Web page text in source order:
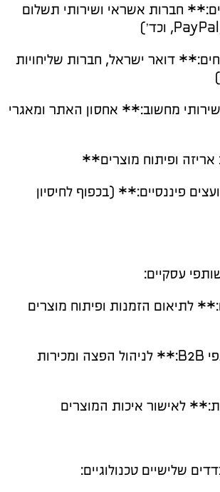
חברות אשראי ושירותי תשלום
דואר ישראל, חברות שליחויות
מחשוב:** אחסון האתר ומאגרי
ופיתוח מוצרים**
פיננסיים:** (בכפוף לחיסיון
לתיאום הזמנות ופיתוח מוצרים
– **מפיצים ושותפי B2B:** לניהול הפצה ומכירות
לאישור איכות המוצרים